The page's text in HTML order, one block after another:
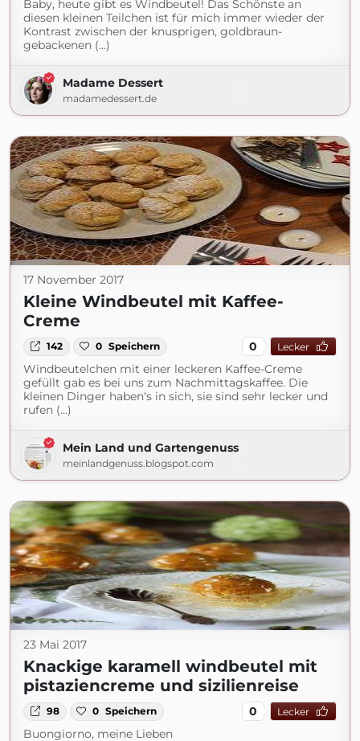
Baby, heute gibt es Windbeutel! Das Schönste an
diesen kleinen Teilchen ist für mich immer wieder der
Kontrast zwischen der knusprigen, goldbraun-
gebackenen (...)
Madame Dessert
madamedessert.de
17 November 2017
Kleine Windbeutel mit Kaffee-
Creme
142 0 Speichern 0 Lecker
Windbeutelchen mit einer leckeren Kaffee-Creme
gefüllt gab es bei uns zum Nachmittagskaffee. Die
kleinen Dinger haben‘s in sich, sie sind sehr lecker und
rufen (...)
Mein Land und Gartengenuss
meinlandgenuss.blogspot.com
23 Mai 2017
Knackige karamell windbeutel mit
pistaziencreme und sizilienreise
98 0 Speichern 0 Lecker
Buongiorno, meine Lieben